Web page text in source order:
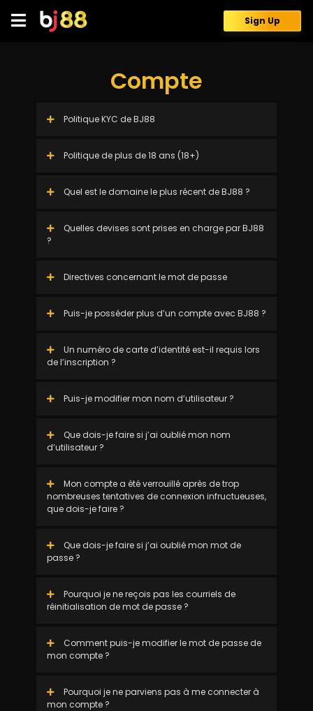
content
Sign Up
Compte
Politique KYC de BJ88
Politique de plus de 18 ans (18+)
Quel est le domaine le plus récent de BJ88 ?
Quelles devises sont prises en charge par BJ88
?
Directives concernant le mot de passe
Puis-je posséder plus d’un compte avec BJ88 ?
Un numéro de carte d’identité est-il requis lors
de l’inscription ?
Puis-je modifier mon nom d’utilisateur ?
Que dois-je faire si j’ai oublié mon nom
d’utilisateur ?
Mon compte a été verrouillé après de trop
nombreuses tentatives de connexion infructueuses,
que dois-je faire ?
Que dois-je faire si j’ai oublié mon mot de
passe ?
Pourquoi je ne reçois pas les courriels de
réinitialisation de mot de passe ?
Comment puis-je modifier le mot de passe de
mon compte ?
Pourquoi je ne parviens pas à me connecter à
mon compte ?